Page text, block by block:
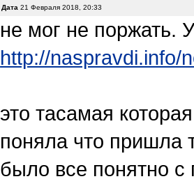
Дата 21 Февраля 2018, 20:33
не мог не поржать.
http://naspravdi.info/
это тасамая
поняла что пришла
было все понятно с